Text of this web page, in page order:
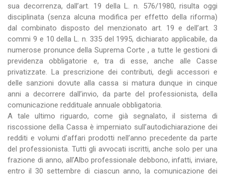
sua decorrenza, dall’art. 19 della L. n. 576/1980, risulta oggi
disciplinata (senza alcuna modifica per effetto della riforma)
dal combinato disposto del menzionato art. 19 e dell’art. 3
commi 9 e 10 della L. n. 335 del 1995, dichiarato applicabile, da
numerose pronunce della Suprema Corte , a tutte le gestioni di
previdenza obbligatorie e, tra di esse, anche alle Casse
privatizzate. La prescrizione dei contributi, degli accessori e
delle sanzioni dovute alla cassa si matura dunque in cinque
anni a decorrere dall’invio, da parte del professionista, della
comunicazione reddituale annuale obbligatoria.
A tale ultimo riguardo, come già segnalato, il sistema di
riscossione della Cassa è imperniato sull’autodichiarazione dei
redditi e volumi d’affari prodotti nell’anno precedente da parte
del professionista. Tutti gli avvocati iscritti, anche solo per una
frazione di anno, all’Albo professionale debbono, infatti, inviare,
entro il 30 settembre di ciascun anno, la comunicazione dei